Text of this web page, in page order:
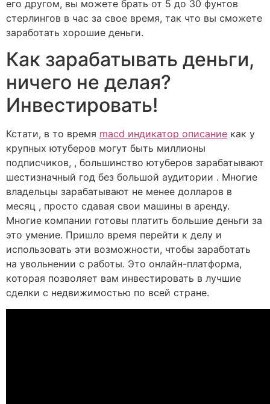
его другом, вы можете брать от 5 до 30 фунтов
стерлингов в час за свое время, так что вы сможете
заработать хорошие деньги.
Как зарабатывать деньги,
ничего не делая?
Инвестировать!
Кстати, в то время macd индикатор описание как у
крупных ютуберов могут быть миллионы
подписчиков, , большинство ютуберов зарабатывают
шестизначный год без большой аудитории . Многие
владельцы зарабатывают не менее долларов в
месяц , просто сдавая свои машины в аренду.
Многие компании готовы платить большие деньги за
это умение. Пришло время перейти к делу и
использовать эти возможности, чтобы заработать
на увольнении с работы. Это онлайн-платформа,
которая позволяет вам инвестировать в лучшие
сделки с недвижимостью по всей стране.